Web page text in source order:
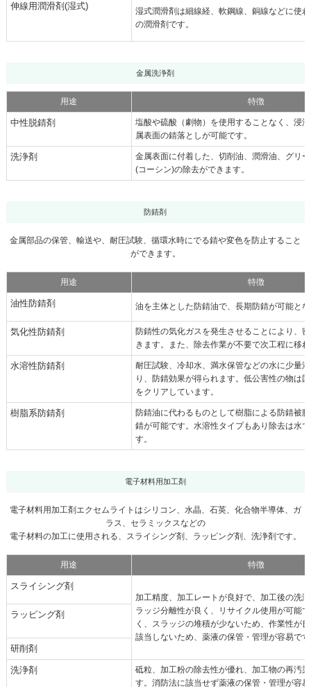
伸線用潤滑剤(湿式)
湿式潤滑剤は細線経、軟鋼線、銅線などに使
の潤滑剤です。
金属洗浄剤
用途 特徴
中性脱錆剤
塩酸や硫酸（劇物）を使用することなく、浸
属表面の錆落としが可能です。
洗浄剤
金属表面に付着した、切削油、潤滑油、グリ
(コーシン)の除去ができます。
防錆剤
金属部品の保管、輸送や、耐圧試験、循環水時にでる錆や変色を防止すること
ができます。
用途 特徴
油性防錆剤 油を主体とした防錆油で、長期防錆が可能と
気化性防錆剤
防錆性の気化ガスを発生させることにより、
きます。また、除去作業が不要で次工程に移
水溶性防錆剤
耐圧試験、冷却水、満水保管などの水に少量
り、防錆効果が得られます。低公害性の物は
をクリアしています。
樹脂系防錆剤
防錆油に代わるものとして樹脂による防錆被
錆が可能です。水溶性タイプもあり除去は水
す。
電子材料用加工剤
電子材料用加工剤エクセムライトはシリコン、水晶、石英、化合物半導体、ガ
ラス、セラミックスなどの
電子材料の加工に使用される、スライシング剤、ラッピング剤、洗浄剤です。
用途 特徴
スライシング剤
加工精度、加工レートが良好で、加工後の洗
ラッジ分離性が良く、リサイクル使用が可能
く、スラッジの堆積が少ないため、作業性が
該当しないため、薬液の保管・管理が容易で
ラッピング剤
研削剤
洗浄剤
砥粒、加工粉の除去性が優れ、加工物の再汚
す。消防法に該当せず薬液の保管・管理が容